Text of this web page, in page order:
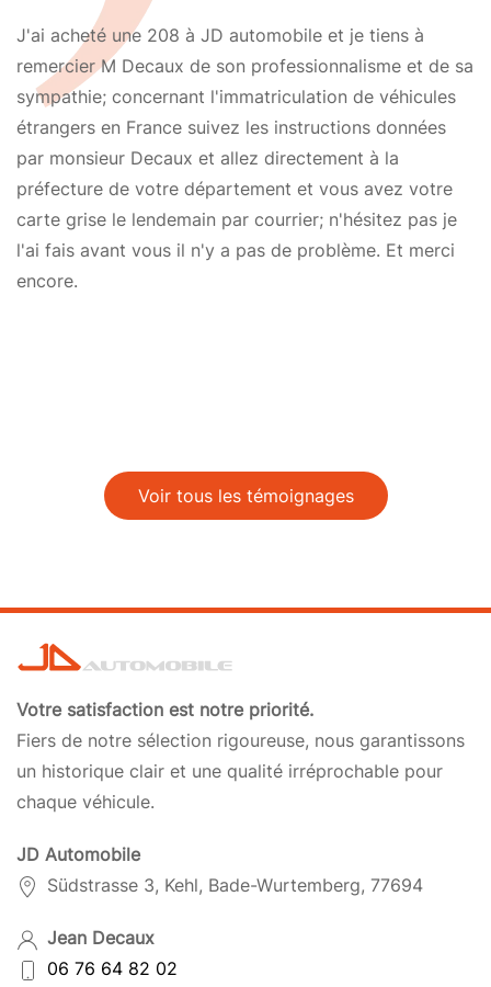
J'ai acheté une 208 à JD automobile et je tiens à
remercier M Decaux de son professionnalisme et de sa
sympathie; concernant l'immatriculation de véhicules
étrangers en France suivez les instructions données
par monsieur Decaux et allez directement à la
préfecture de votre département et vous avez votre
carte grise le lendemain par courrier; n'hésitez pas je
l'ai fais avant vous il n'y a pas de problème. Et merci
encore.
Voir tous les témoignages
Votre satisfaction est notre priorité.
Fiers de notre sélection rigoureuse, nous garantissons
un historique clair et une qualité irréprochable pour
chaque véhicule.
JD Automobile
Südstrasse 3, Kehl, Bade-Wurtemberg, 77694
Jean Decaux
06 76 64 82 02